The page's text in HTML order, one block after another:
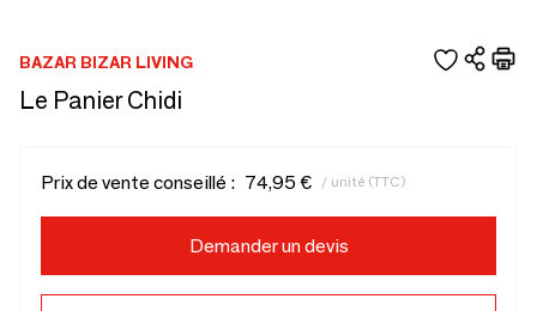
BAZAR BIZAR LIVING
Le Panier Chidi
Prix de vente conseillé : 74,95 € / unité (TTC)
Demander un devis